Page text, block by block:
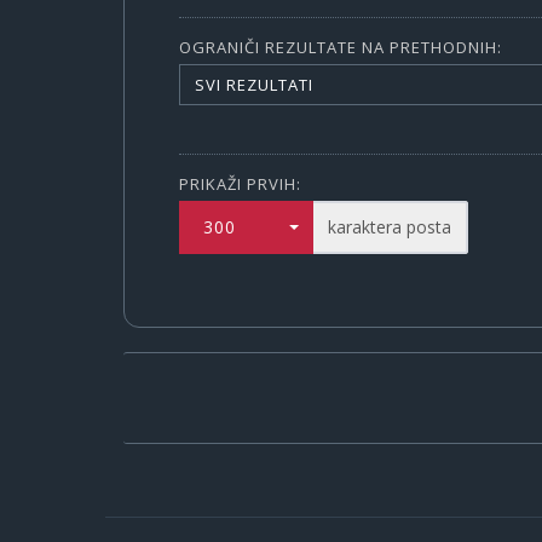
OGRANIČI REZULTATE NA PRETHODNIH:
SVI REZULTATI
PRIKAŽI PRVIH:
300 karaktera posta